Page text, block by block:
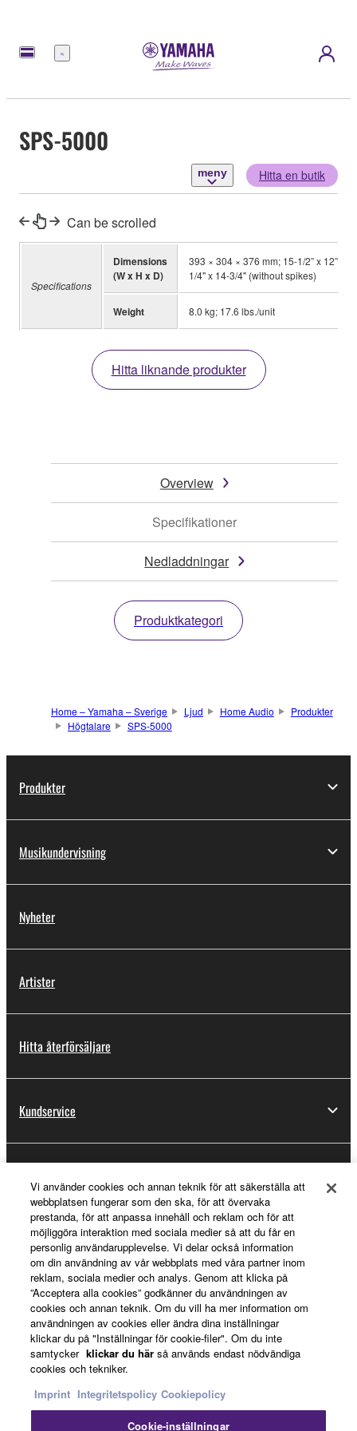
meny
SPS-5000
meny Hitta en butik
Can be scrolled
Specifications
Dimensions
(W x H x D)
393 × 304 × 376 mm; 15-1/2” x 12” x
1/4" x 14-3/4" (without spikes)
Weight 8.0 kg; 17.6 lbs./unit
Hitta liknande produkter
Overview
Specifikationer
Nedladdningar
Produktkategori
Home – Yamaha – Sverige Ljud Home Audio
Produkter
Högtalare
SPS-5000
Produkter
Musikundervisning
Nyheter
Artister
Hitta återförsäljare
Kundservice
Om Yamaha
Sverige - Swedish
Business
Vi använder cookies och annan teknik för att säkerställa att
webbplatsen fungerar som den ska, för att övervaka
prestanda, för att anpassa innehåll och reklam och för att
möjliggöra interaktion med sociala medier så att du får en
personlig användarupplevelse. Vi delar också information
om din användning av vår webbplats med våra partner inom
reklam, sociala medier och analys. Genom att klicka på
”Acceptera alla cookies” godkänner du användningen av
cookies och annan teknik. Om du vill ha mer information om
användningen av cookies eller ändra dina inställningar
klickar du på "Inställningar för cookie-filer". Om du inte
samtycker klickar du här så används endast nödvändiga
cookies och tekniker.
Imprint Integritetspolicy Cookiepolicy
Cookie-inställningar